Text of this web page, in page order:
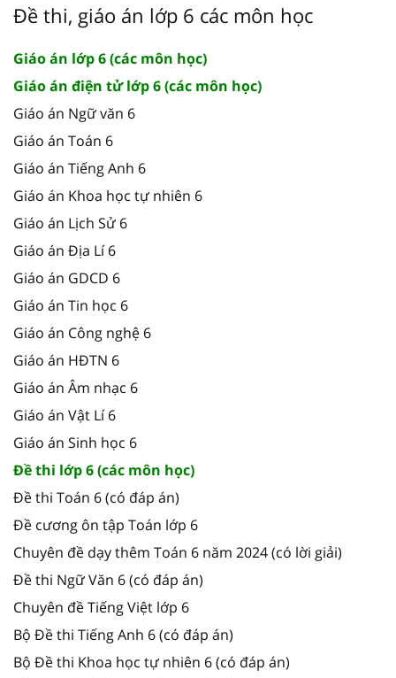
Đề thi, giáo án lớp 6 các môn học
Giáo án lớp 6 (các môn học)
Giáo án điện tử lớp 6 (các môn học)
Giáo án Ngữ văn 6
Giáo án Toán 6
Giáo án Tiếng Anh 6
Giáo án Khoa học tự nhiên 6
Giáo án Lịch Sử 6
Giáo án Địa Lí 6
Giáo án GDCD 6
Giáo án Tin học 6
Giáo án Công nghệ 6
Giáo án HĐTN 6
Giáo án Âm nhạc 6
Giáo án Vật Lí 6
Giáo án Sinh học 6
Đề thi lớp 6 (các môn học)
Đề thi Toán 6 (có đáp án)
Đề cương ôn tập Toán lớp 6
Chuyên đề dạy thêm Toán 6 năm 2024 (có lời giải)
Đề thi Ngữ Văn 6 (có đáp án)
Chuyên đề Tiếng Việt lớp 6
Bộ Đề thi Tiếng Anh 6 (có đáp án)
Bộ Đề thi Khoa học tự nhiên 6 (có đáp án)